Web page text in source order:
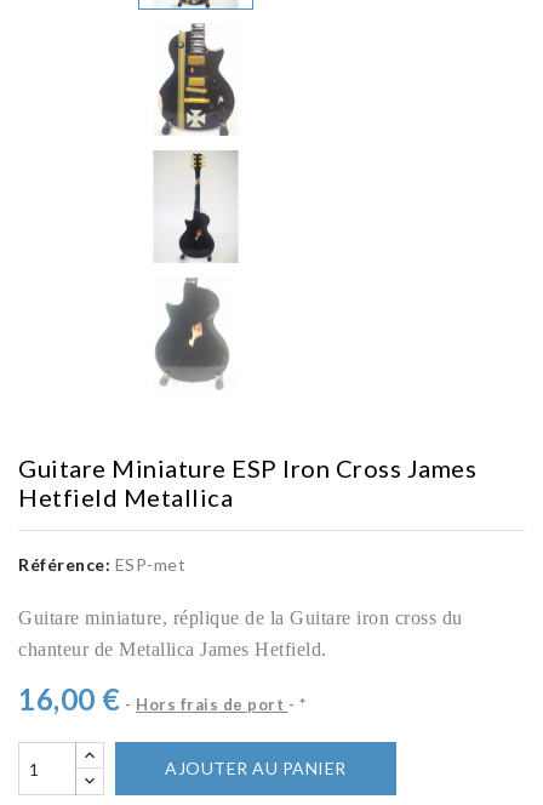
Guitare Miniature ESP Iron Cross James
Hetfield Metallica
Référence: ESP-met
Guitare miniature, réplique de la Guitare iron cross du
chanteur de Metallica James Hetfield.
16,00 € Hors frais de port *
AJOUTER AU PANIER